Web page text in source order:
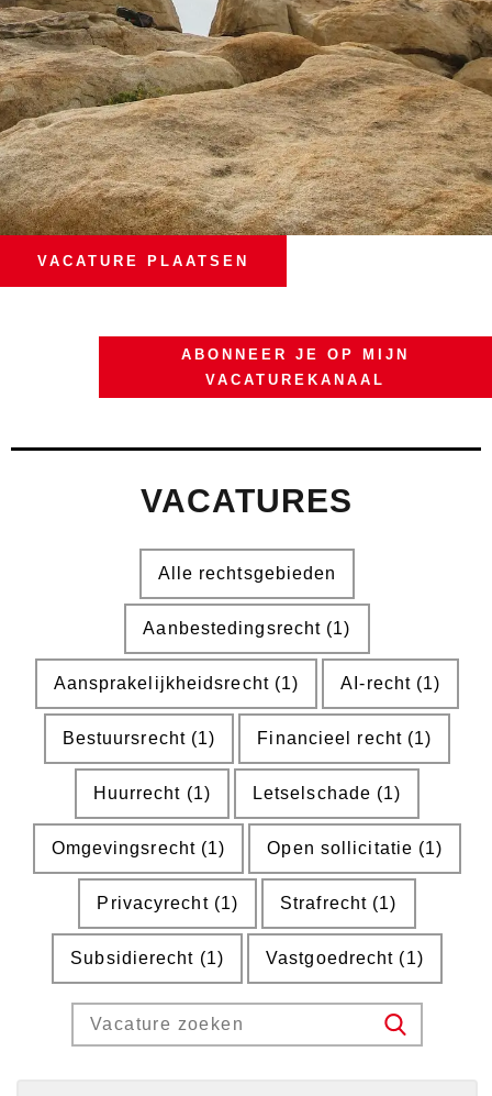
VACATURE PLAATSEN
ABONNEER JE OP MIJN
VACATUREKANAAL
VACATURES
Alle rechtsgebieden
Aanbestedingsrecht (1)
Aansprakelijkheidsrecht (1) AI-recht (1)
Bestuursrecht (1) Financieel recht (1)
Huurrecht (1) Letselschade (1)
Omgevingsrecht (1) Open sollicitatie (1)
Privacyrecht (1) Strafrecht (1)
Subsidierecht (1) Vastgoedrecht (1)
Search for jobs